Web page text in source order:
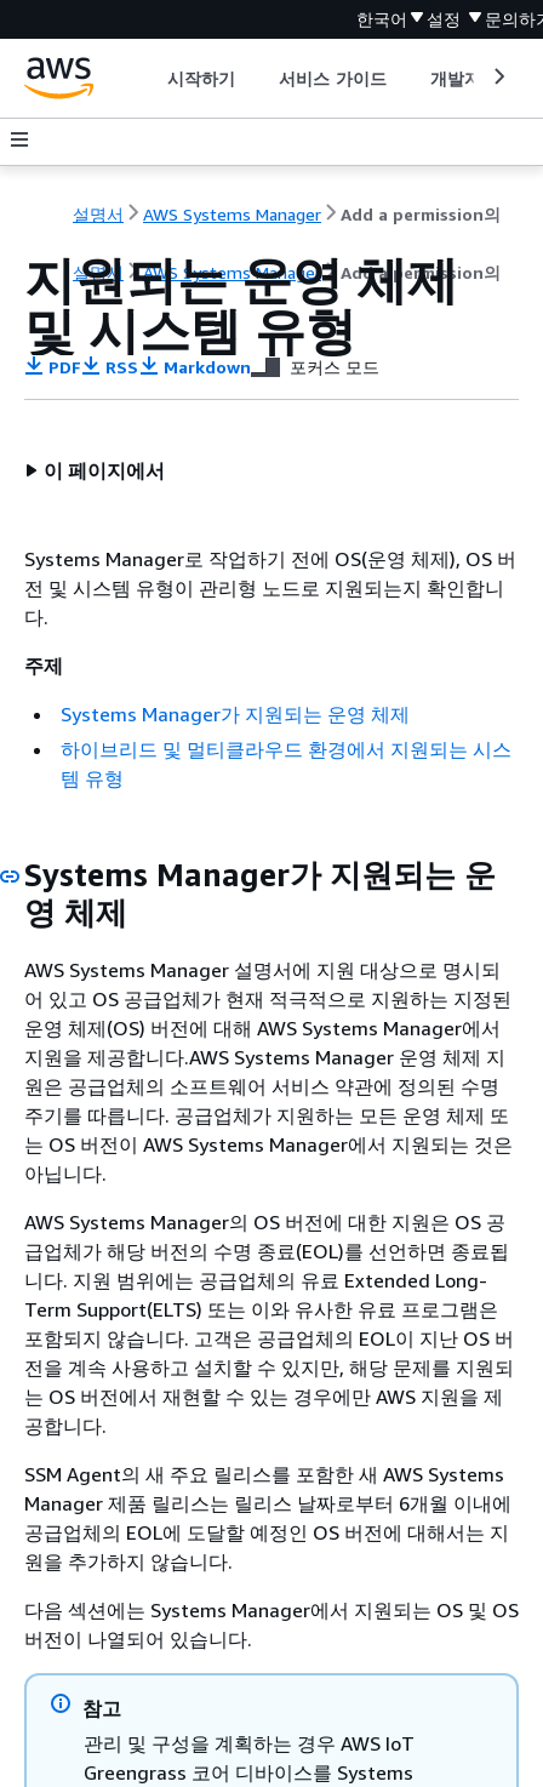
한국어 설정 문의하
시작하기 서비스 가이드 개발자 도구
설명서 AWS Systems Manager Add a permission의
설명서 AWS Systems Manager Add a permission의
지원되는 운영 체제
및 시스템 유형
PDF RSS Markdown 포커스 모드
이 페이지에서
Systems Manager로 작업하기 전에 OS(운영 체제), OS 버
전 및 시스템 유형이 관리형 노드로 지원되는지 확인합니
다.
주제
Systems Manager가 지원되는 운영 체제
하이브리드 및 멀티클라우드 환경에서 지원되는 시스
템 유형
Systems Manager가 지원되는 운
영 체제
AWS Systems Manager 설명서에 지원 대상으로 명시되
어 있고 OS 공급업체가 현재 적극적으로 지원하는 지정된
운영 체제(OS) 버전에 대해 AWS Systems Manager에서
지원을 제공합니다.AWS Systems Manager 운영 체제 지
원은 공급업체의 소프트웨어 서비스 약관에 정의된 수명
주기를 따릅니다. 공급업체가 지원하는 모든 운영 체제 또
는 OS 버전이 AWS Systems Manager에서 지원되는 것은
아닙니다.
AWS Systems Manager의 OS 버전에 대한 지원은 OS 공
급업체가 해당 버전의 수명 종료(EOL)를 선언하면 종료됩
니다. 지원 범위에는 공급업체의 유료 Extended Long-
Term Support(ELTS) 또는 이와 유사한 유료 프로그램은
포함되지 않습니다. 고객은 공급업체의 EOL이 지난 OS 버
전을 계속 사용하고 설치할 수 있지만, 해당 문제를 지원되
는 OS 버전에서 재현할 수 있는 경우에만 AWS 지원을 제
공합니다.
SSM Agent의 새 주요 릴리스를 포함한 새 AWS Systems
Manager 제품 릴리스는 릴리스 날짜로부터 6개월 이내에
공급업체의 EOL에 도달할 예정인 OS 버전에 대해서는 지
원을 추가하지 않습니다.
다음 섹션에는 Systems Manager에서 지원되는 OS 및 OS
버전이 나열되어 있습니다.
참고
관리 및 구성을 계획하는 경우 AWS IoT
Greengrass 코어 디바이스를 Systems